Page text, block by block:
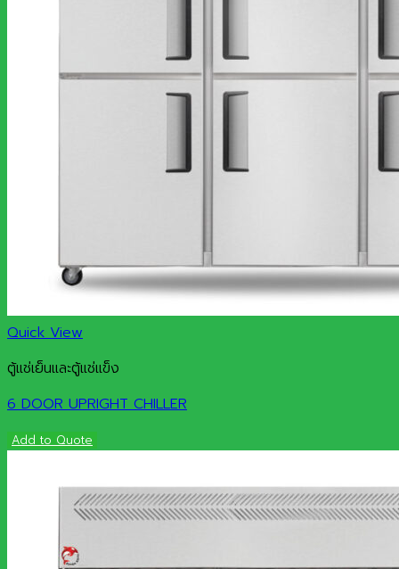
Quick View
ตู้แช่เย็นและตู้แช่แข็ง
6 DOOR UPRIGHT CHILLER
Add to Quote